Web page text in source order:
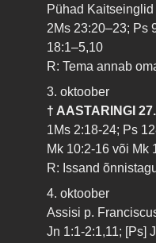
Pühad Kaitseinglid
2Ms 23:20–23; Ps
18:1–5,10
R: Tema annab
3. oktoober
† AASTARINGI
1Ms 2:18-24; Ps
Mk 10:2-16 või Mk
R: Issand
4. oktoober
Assisi p.
Jn 1:1-2:1,11; [Ps]